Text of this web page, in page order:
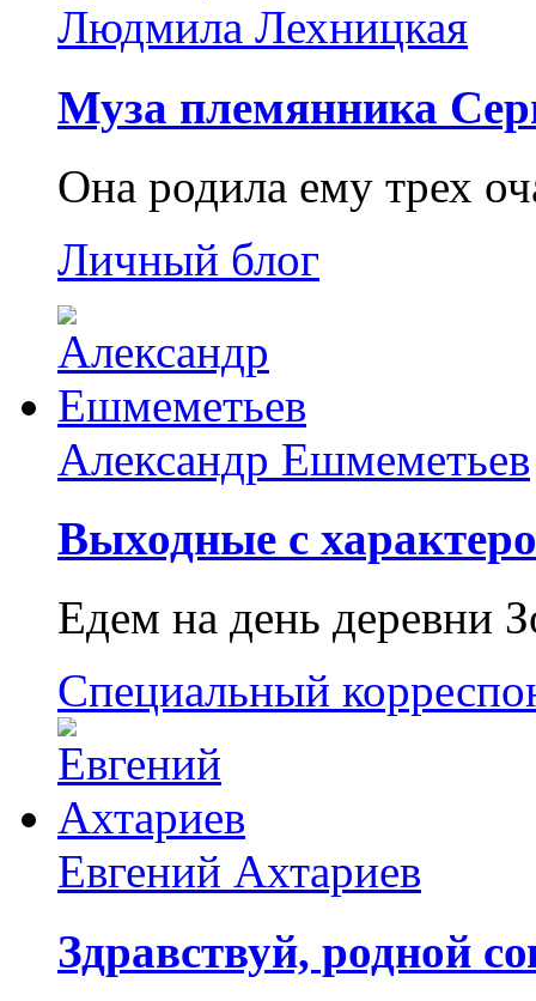
Людмила Лехницкая
Муза племянника
Она родила ему трех
Личный блог
Александр Ешмеметьев
Выходные с
Едем на день деревни
Специальный
Евгений Ахтариев
Здравствуй, родной